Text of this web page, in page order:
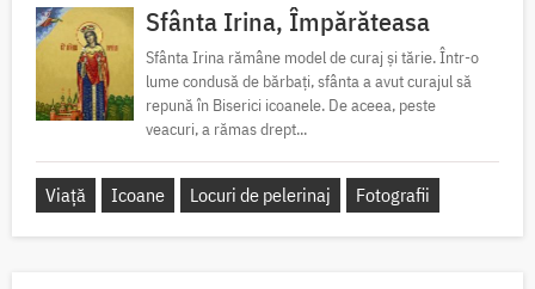
Sfânta Irina, Împărăteasa
Sfânta Irina rămâne model de curaj și tărie. Într-o
lume condusă de bărbați, sfânta a avut curajul să
repună în Biserici icoanele. De aceea, peste
veacuri, a rămas drept...
Viață Icoane Locuri de pelerinaj Fotografii